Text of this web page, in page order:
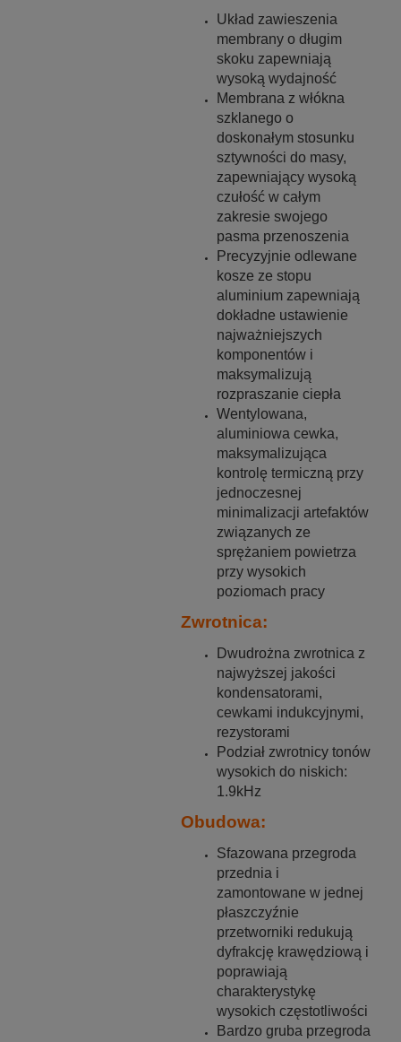
Układ zawieszenia
membrany o długim
skoku zapewniają
wysoką wydajność
Membrana z włókna
szklanego o
doskonałym stosunku
sztywności do masy,
zapewniający wysoką
czułość w całym
zakresie swojego
pasma przenoszenia
Precyzyjnie odlewane
kosze ze stopu
aluminium zapewniają
dokładne ustawienie
najważniejszych
komponentów i
maksymalizują
rozpraszanie ciepła
Wentylowana,
aluminiowa cewka,
maksymalizująca
kontrolę termiczną przy
jednoczesnej
minimalizacji artefaktów
związanych ze
sprężaniem powietrza
przy wysokich
poziomach pracy
Zwrotnica:
Dwudrożna zwrotnica z
najwyższej jakości
kondensatorami,
cewkami indukcyjnymi,
rezystorami
Podział zwrotnicy tonów
wysokich do niskich:
1.9kHz
Obudowa:
Sfazowana przegroda
przednia i
zamontowane w jednej
płaszczyźnie
przetworniki redukują
dyfrakcję krawędziową i
poprawiają
charakterystykę
wysokich częstotliwości
Bardzo gruba przegroda